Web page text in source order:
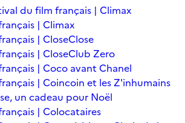
du film français | Climax
| Climax
| CloseClose
| CloseClub Zero
| Coco avant Chanel
| Coincoin et les Z'inhumains
un cadeau pour Noël
| Colocataires